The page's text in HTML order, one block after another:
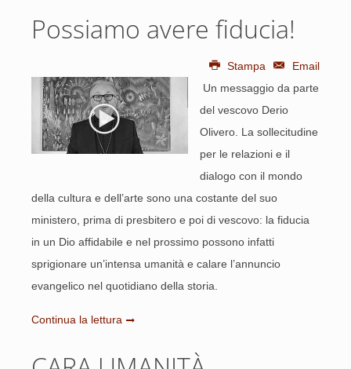
Possiamo avere fiducia!
Stampa
Email
Un messaggio da parte
del vescovo Derio
Olivero. La sollecitudine
per le relazioni e il
dialogo con il mondo
della cultura e dell’arte sono una costante del suo
ministero, prima di presbitero e poi di vescovo: la fiducia
in un Dio affidabile e nel prossimo possono infatti
sprigionare un’intensa umanità e calare l’annuncio
evangelico nel quotidiano della storia.
Continua la lettura